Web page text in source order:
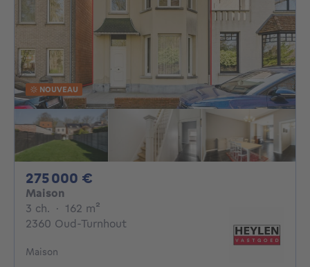
NOUVEAU
275 000 €
Maison
3 ch. 3 chambres
· 162 m²
2360 Oud-Turnhout
Maison